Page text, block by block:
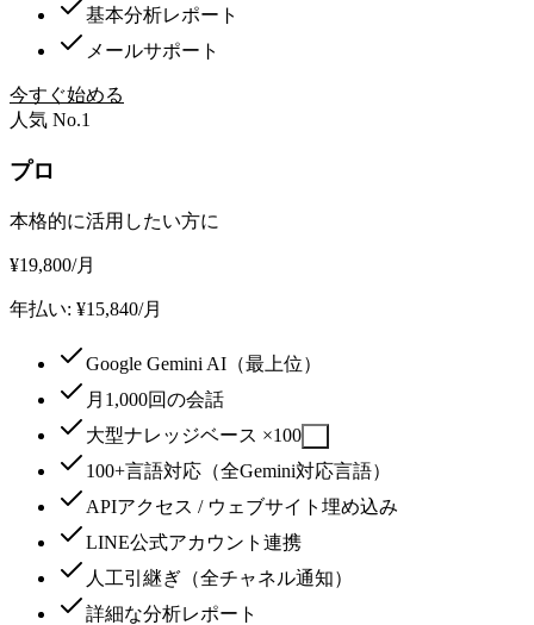
基本分析レポート
メールサポート
今すぐ始める
人気 No.1
プロ
本格的に活用したい方に
¥19,800/月
年払い: ¥15,840/月
Google Gemini AI（最上位）
月1,000回の会話
大型ナレッジベース ×100
100+言語対応（全Gemini対応言語）
APIアクセス / ウェブサイト埋め込み
LINE公式アカウント連携
人工引継ぎ（全チャネル通知）
詳細な分析レポート